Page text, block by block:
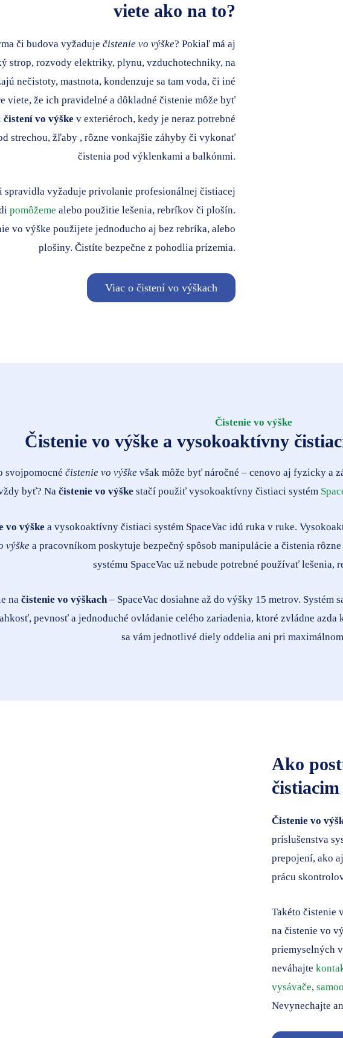
viete ako na to?
či budova vyžaduje čistenie vo výške? Pokiaľ má aj
strop, rozvody elektriky, plynu, vzduchotechniky, na
nečistoty, mastnota, kondenzuje sa tam voda, či iné
viete, že ich pravidelné a dôkladné čistenie môže byť
čistení vo výške v exteriéroch, kedy je neraz potrebné
strechou, žľaby , rôzne vonkajšie záhyby či vykonať
čistenia pod výklenkami a balkónmi.
spravidla vyžaduje privolanie profesionálnej čistiacej
pomôžeme alebo použitie lešenia, rebríkov či plošín.
vo výške použijete jednoducho aj bez rebríka, alebo
plošiny. Čistíte bezpečne z pohodlia prízemia.
Viac o čistení vo výškach
Čistenie vo výške
Čistenie vo výške a vysokoaktívny
svojpomocné čistenie vo výške však môže byť náročné – cenovo aj fyzicky a
byť? Na čistenie vo výške stačí použiť vysokoaktívny čistiaci systém
vo výške a vysokoaktívny čistiaci systém SpaceVac idú ruka v ruke.
výške a pracovníkom poskytuje bezpečný spôsob manipulácie a čistenia
systému SpaceVac už nebude potrebné používať lešenia,
na čistenie vo výškach – SpaceVac dosiahne až do výšky 15 metrov.
pevnosť a jednoduché ovládanie celého zariadenia, ktoré zvládne azda
sa vám jednotlivé diely oddelia ani pri
Ako
čistiacim
Čistenie vo
príslušenstva
prepojení, ako
prácu
Takéto čistenie
na čistenie vo
priemyselných
neváhajte
vysávače,
Nevynechajte